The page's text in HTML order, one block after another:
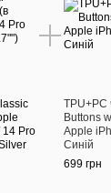
14 Pro
TPU+PC
Buttons
Apple
Синій
699 грн